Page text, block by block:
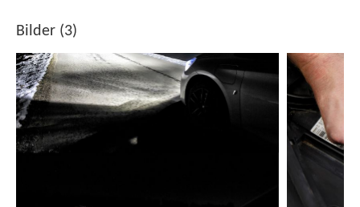
Bilder (3)